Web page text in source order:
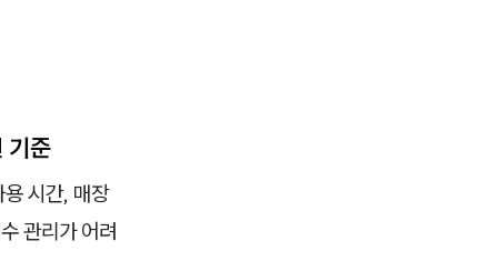
기준
시간, 매장
관리가 어려